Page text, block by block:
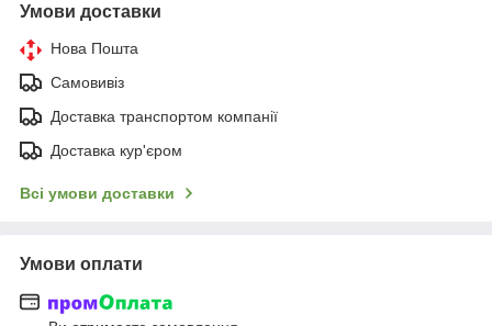
Умови доставки
Нова Пошта
Самовивіз
Доставка транспортом компанії
Доставка кур'єром
Всі умови доставки
Умови оплати